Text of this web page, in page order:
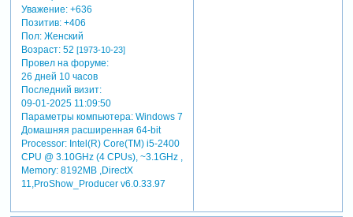
Уважение: +636
Позитив: +406
Пол:Женский
Возраст:52 [1973-10-23]
Провел на форуме:
26 дней 10 часов
Последний визит:
09-01-2025 11:09:50
Параметры компьютера:Windows 7
Домашняя расширенная 64-bit
Processor: Intel(R) Core(TM) i5-2400
CPU @ 3.10GHz (4 CPUs), ~3.1GHz ,
Memory: 8192MB ,DirectX
11,ProShow_Producer v6.0.33.97